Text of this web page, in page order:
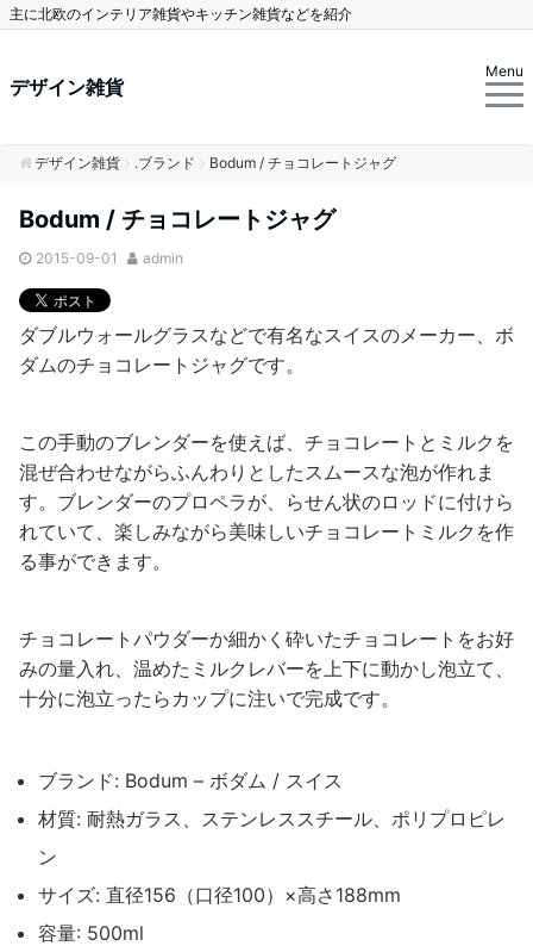
主に北欧のインテリア雑貨やキッチン雑貨などを紹介
デザイン雑貨
Menu
デザイン雑貨 .ブランド Bodum / チョコレートジャグ
Bodum / チョコレートジャグ
2015-09-01 admin
ダブルウォールグラスなどで有名なスイスのメーカー、ボ
ダムのチョコレートジャグです。
この手動のブレンダーを使えば、チョコレートとミルクを
混ぜ合わせながらふんわりとしたスムースな泡が作れま
す。ブレンダーのプロペラが、らせん状のロッドに付けら
れていて、楽しみながら美味しいチョコレートミルクを作
る事ができます。
チョコレートパウダーか細かく砕いたチョコレートをお好
みの量入れ、温めたミルクレバーを上下に動かし泡立て、
十分に泡立ったらカップに注いで完成です。
ブランド: Bodum – ボダム / スイス
材質: 耐熱ガラス、ステンレススチール、ポリプロピレ
ン
サイズ: 直径156（口径100）×高さ188mm
容量: 500ml